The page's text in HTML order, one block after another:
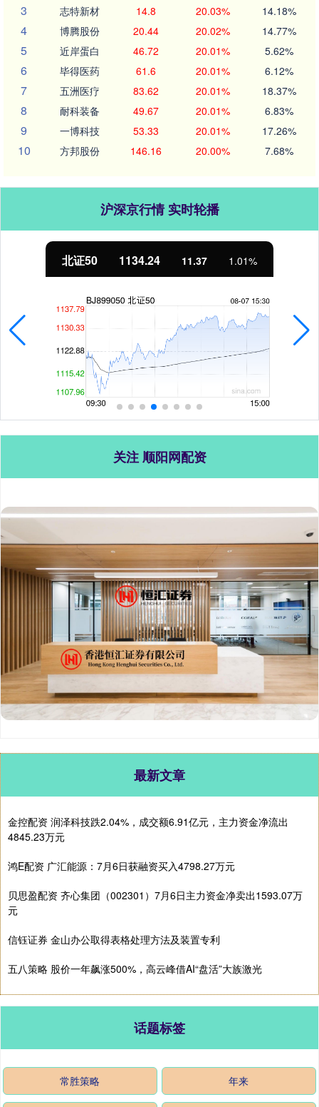
3 志特新材 14.8 20.03% 14.18%
4 博腾股份 20.44 20.02% 14.77%
5 近岸蛋白 46.72 20.01% 5.62%
6 毕得医药 61.6 20.01% 6.12%
7 五洲医疗 83.62 20.01% 18.37%
8 耐科装备 49.67 20.01% 6.83%
9 一博科技 53.33 20.01% 17.26%
10 方邦股份 146.16 20.00% 7.68%
沪深京行情 实时轮播
北证50 1134.24 11.37 1.01%
关注 顺阳网配资
最新文章
金控配资 润泽科技跌2.04%，成交额6.91亿元，主力资金净流出
4845.23万元
鸿E配资 广汇能源：7月6日获融资买入4798.27万元
贝思盈配资 齐心集团（002301）7月6日主力资金净卖出1593.07万
元
信钰证券 金山办公取得表格处理方法及装置专利
五八策略 股价一年飙涨500%，高云峰借AI“盘活”大族激光
话题标签
常胜策略 年来